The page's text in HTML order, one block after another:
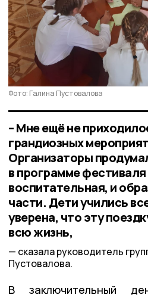
Фото: Галина Пустовалова
– Мне ещё не
грандиозных
Организаторы
в программе
воспитательная, и
части. Дети учились
уверена, что эту
всю жизнь,
сказала руководитель
Пустовалова.
В заключительный